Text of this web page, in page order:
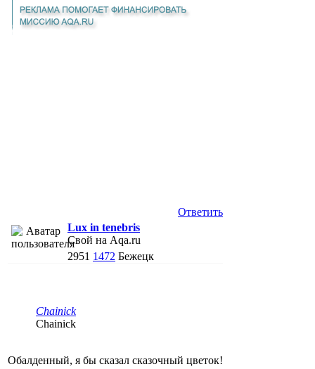
Ответить
Lux in tenebris
Свой на Aqa.ru
2951 1472 Бежецк
Chainick
Chainick
Обалденный, я бы сказал сказочный цветок!